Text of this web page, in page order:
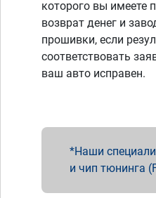
которого вы имеете
возврат денег и
прошивки, если
соответствовать
ваш авто исправен.
Наши
и чип тюнинга